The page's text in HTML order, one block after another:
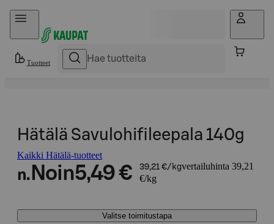
Hyppää sisältöön
Tuotteet
Hätälä Savulohifileepala 140g
Kaikki Hätälä-tuotteet
n. Noin5,49 € 39,21 €/kgvertailuhinta 39,21
€/kg
Valitse toimitustapa